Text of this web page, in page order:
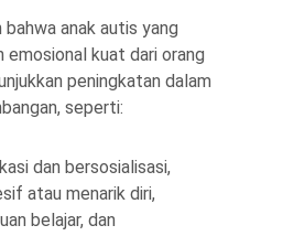
anak autis yang
emosional kuat dari orang
peningkatan dalam
seperti:
dan bersosialisasi,
atau menarik diri,
belajar, dan